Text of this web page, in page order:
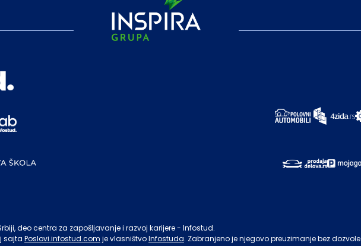
deo centra za zapošljavanje i razvoj karijere - Infostud.
sajta Poslovi.infostud.com je vlasništvoInfostuda. Zabranjeno je njegovo preuzimanje bez dozvole